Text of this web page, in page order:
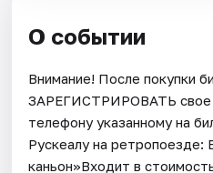
О событии
Внимание! После покупки
ЗАРЕГИСТРИРОВАТЬ свое
телефону указанному на
Рускеалу на
каньон»Входит в